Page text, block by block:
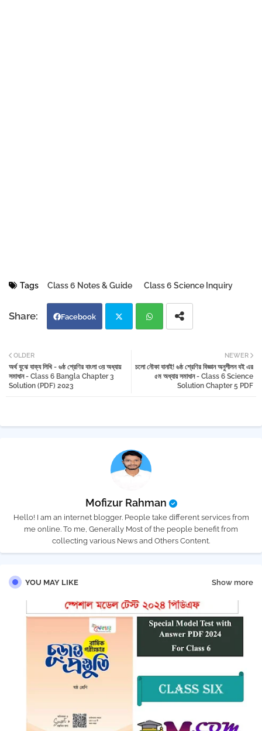
Tags Class 6 Notes & Guide Class 6 Science Inquiry
Facebook
tter atsa
NEWER
চলো নৌকা বানাই! ৬ষ্ঠ শ্রেণির বিজ্ঞান অনুশীলন বই এর
৫ম অধ্যায় সমাধান - Class 6 Science
Solution Chapter 5 PDF
OLDER
অর্থ বুঝে বাক্য লিখি - ৬ষ্ঠ শ্রেণির বাংলা ৩য় অধ্যায়
সমাধান - Class 6 Bangla Chapter 3
Solution (PDF) 2023
Mofizur Rahman
Hello! I am an internet blogger. People take different services from
me online. To me, Generally Most of the people benefit from
collecting various News and Others Content.
YOU MAY LIKE Show more